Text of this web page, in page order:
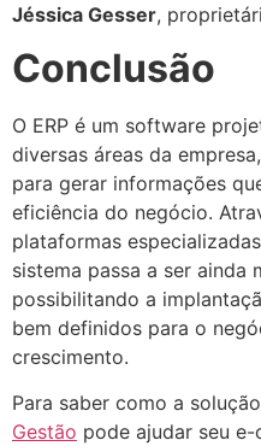
Jéssica Gesser,
Conclusão
O ERP é um software
diversas áreas da
para gerar informações
eficiência do negócio.
plataformas
sistema passa a ser ainda
possibilitando a
bem definidos para o
crescimento.
Para saber como a
Gestão pode ajudar seu